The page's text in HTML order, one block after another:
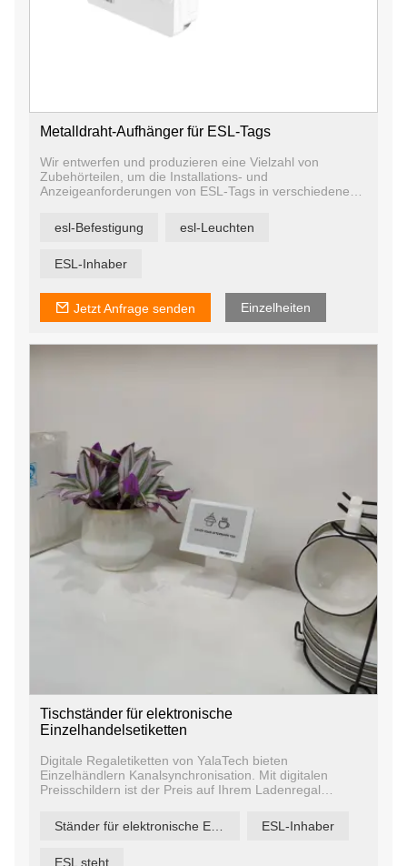
Metalldraht-Aufhänger für ESL-Tags
Wir entwerfen und produzieren eine Vielzahl von
Zubehörteilen, um die Installations- und
Anzeigeanforderungen von ESL-Tags in verschiedenen
Regalschienen, Tischständerstützen, Hakenstützen,
hängende Anzeigetafeln, Teleskop-Bodenständer usw.
Formenwerkstatt, damit wir Zubehör nach Ihren
esl-Befestigung esl-Leuchten
ESL-Inhaber
Jetzt Anfrage senden Einzelheiten
Tischständer für elektronische
Einzelhandelsetiketten
Digitale Regaletiketten von YalaTech bieten
Einzelhändlern Kanalsynchronisation. Mit digitalen
Preisschildern ist der Preis auf Ihrem Ladenregal
an mehreren Standorten. Dadurch bleiben Ihre Online-
und Offline-Kanäle synchronisiert, um ein einheitliches
davon, wie sie mit Ihnen interagieren.
ESL-Inhaber
ESL steht